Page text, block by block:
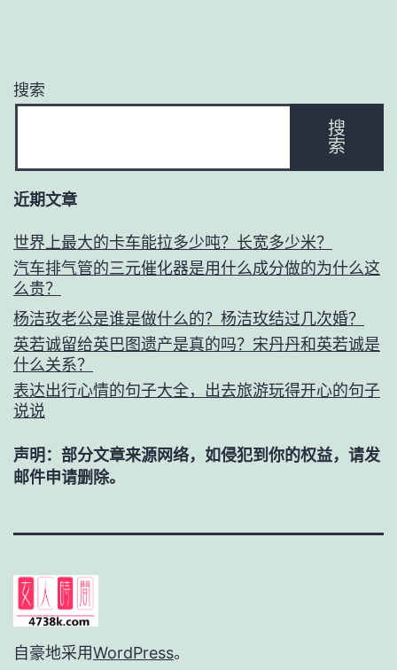
搜索
搜
索
近期文章
世界上最大的卡车能拉多少吨？长宽多少米？
汽车排气管的三元催化器是用什么成分做的为什么这
么贵？
杨洁玫老公是谁是做什么的？杨洁玫结过几次婚？
英若诚留给英巴图遗产是真的吗？宋丹丹和英若诚是
什么关系？
表达出行心情的句子大全，出去旅游玩得开心的句子
说说
声明：部分文章来源网络，如侵犯到你的权益，请发
邮件申请删除。
自豪地采用WordPress。